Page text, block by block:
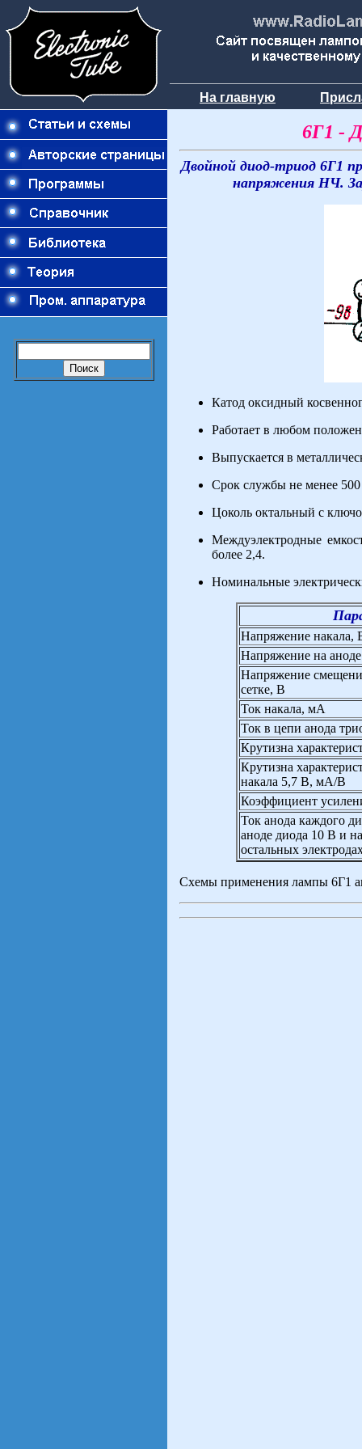
На главную
6Г1 -
Двойной диод-триод 6Г1
напряжения НЧ.
Катод оксидный
Работает в любом
Выпускается в
Срок службы не менее 500
Цоколь октальный с
Междуэлектродные
более 2,4.
Номинальные
Напряжение накала,
Напряжение на
Напряжение
сетке, В
Ток накала, мА
Ток в цепи анода
Крутизна
Крутизна
накала 5,7 В, мА/В
Коэффициент
Ток анода каждого
аноде диода 10 В и
остальных
Схемы применения лампы 6Г1